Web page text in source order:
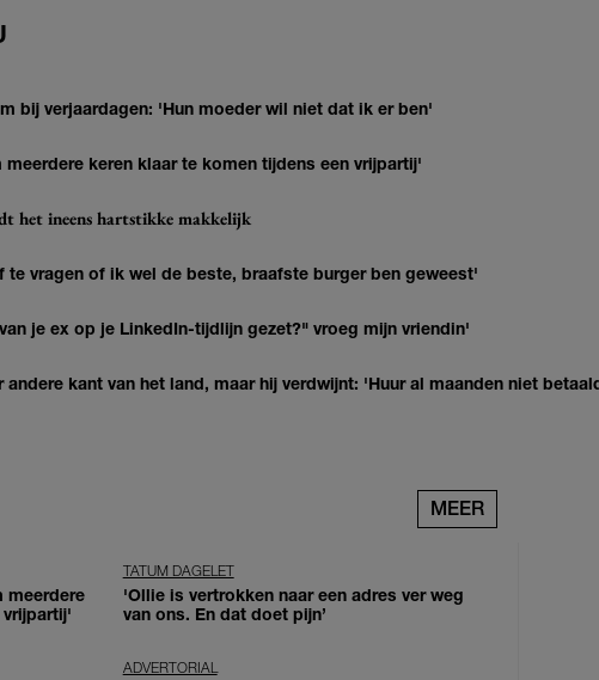
bij verjaardagen: 'Hun moeder wil niet dat ik er ben'
keren klaar te komen tijdens een vrijpartij'
het ineens hartstikke makkelijk
te vragen of ik wel de beste, braafste burger ben geweest'
je ex op je LinkedIn-tijdlijn gezet?" vroeg mijn vriendin'
andere kant van het land, maar hij verdwijnt: 'Huur al maanden niet
MEER
meerdere
vrijpartij'
TATUM DAGELET
'Ollie is vertrokken naar een adres ver weg
van ons. En dat doet pijn’
ADVERTORIAL